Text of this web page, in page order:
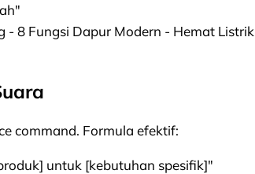
- 8 Fungsi Dapur Modern - Hemat Listrik
command. Formula efektif:
untuk [kebutuhan spesifik]"